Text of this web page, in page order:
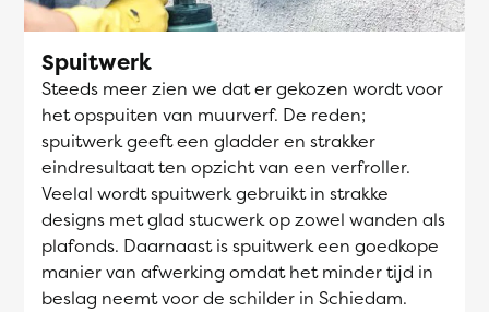
Spuitwerk
Steeds meer zien we dat er gekozen wordt voor
het opspuiten van muurverf. De reden;
spuitwerk geeft een gladder en strakker
eindresultaat ten opzicht van een verfroller.
Veelal wordt spuitwerk gebruikt in strakke
designs met glad stucwerk op zowel wanden als
plafonds. Daarnaast is spuitwerk een goedkope
manier van afwerking omdat het minder tijd in
beslag neemt voor de schilder in Schiedam.